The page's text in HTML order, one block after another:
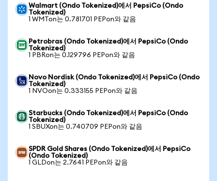
Walmart (Ondo Tokenized)에서 PepsiCo (Ondo
Tokenized)
1 WMTon는 0.781701 PEPon와 같음
Petrobras (Ondo Tokenized)에서 PepsiCo (Ondo
Tokenized)
1 PBRon는 0.129796 PEPon와 같음
Novo Nordisk (Ondo Tokenized)에서 PepsiCo (Ondo
Tokenized)
1 NVOon는 0.333155 PEPon와 같음
Starbucks (Ondo Tokenized)에서 PepsiCo (Ondo
Tokenized)
1 SBUXon는 0.740709 PEPon와 같음
SPDR Gold Shares (Ondo Tokenized)에서 PepsiCo
(Ondo Tokenized)
1 GLDon는 2.7641 PEPon와 같음